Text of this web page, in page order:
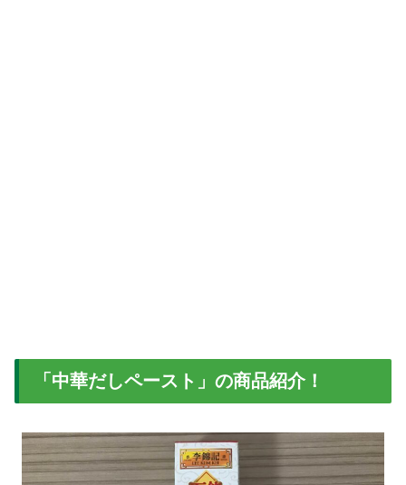
「中華だしペースト」の商品紹介！